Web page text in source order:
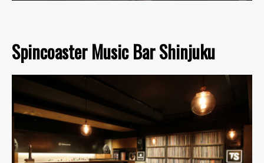
Spincoaster Music Bar Shinjuku